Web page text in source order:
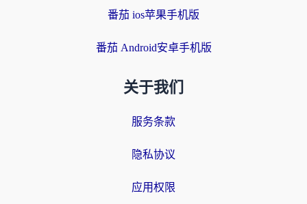
番茄 ios苹果手机版
番茄 Android安卓手机版
关于我们
服务条款
隐私协议
应用权限